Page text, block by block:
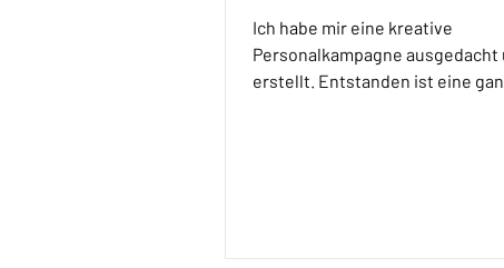
Ich habe mir eine kreative
Personalkampagne ausgedacht
erstellt. Entstanden ist eine